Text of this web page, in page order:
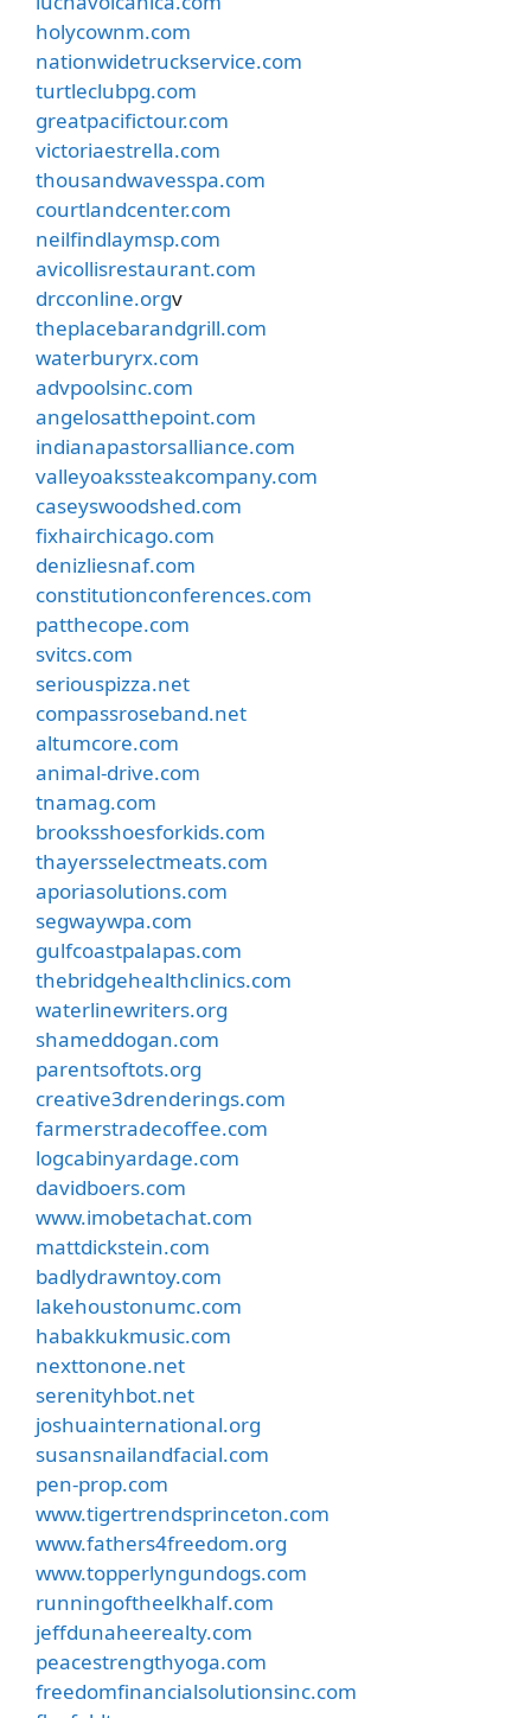
holycownm.com
nationwidetruckservice.com
turtleclubpg.com
greatpacifictour.com
victoriaestrella.com
thousandwavesspa.com
courtlandcenter.com
neilfindlaymsp.com
avicollisrestaurant.com
drcconline.orgv
theplacebarandgrill.com
waterburyrx.com
advpoolsinc.com
angelosatthepoint.com
indianapastorsalliance.com
valleyoakssteakcompany.com
caseyswoodshed.com
fixhairchicago.com
denizliesnaf.com
constitutionconferences.com
patthecope.com
svitcs.com
seriouspizza.net
compassroseband.net
altumcore.com
animal-drive.com
tnamag.com
brooksshoesforkids.com
thayersselectmeats.com
aporiasolutions.com
segwaywpa.com
gulfcoastpalapas.com
thebridgehealthclinics.com
waterlinewriters.org
shameddogan.com
parentsoftots.org
creative3drenderings.com
farmerstradecoffee.com
logcabinyardage.com
davidboers.com
www.imobetachat.com
mattdickstein.com
badlydrawntoy.com
lakehoustonumc.com
habakkukmusic.com
nexttonone.net
serenityhbot.net
joshuainternational.org
susansnailandfacial.com
pen-prop.com
www.tigertrendsprinceton.com
www.fathers4freedom.org
www.topperlyngundogs.com
runningoftheelkhalf.com
jeffdunaheerealty.com
peacestrengthyoga.com
freedomfinancialsolutionsinc.com